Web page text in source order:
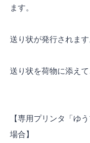
ます。
送り状が発行されます
送り状を荷物に添えて
【専用プリンタ「ゆ
場合】